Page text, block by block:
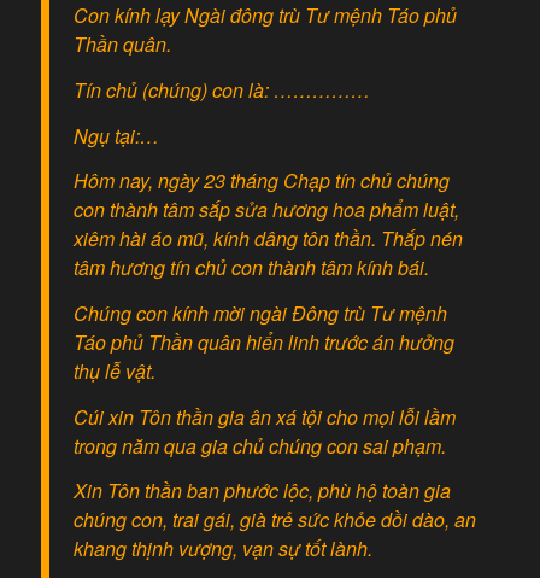
Con kính lạy Ngài đông trù Tư mệnh Táo phủ
Thần quân.
Tín chủ (chúng) con là: ……………
Ngụ tại:…
Hôm nay, ngày 23 tháng Chạp tín chủ chúng
con thành tâm sắp sửa hương hoa phẩm luật,
xiêm hài áo mũ, kính dâng tôn thần. Thắp nén
tâm hương tín chủ con thành tâm kính bái.
Chúng con kính mời ngài Đông trù Tư mệnh
Táo phủ Thần quân hiển linh trước án hưởng
thụ lễ vật.
Cúi xin Tôn thần gia ân xá tội cho mọi lỗi lầm
trong năm qua gia chủ chúng con sai phạm.
Xin Tôn thần ban phước lộc, phù hộ toàn gia
chúng con, trai gái, già trẻ sức khỏe dồi dào, an
khang thịnh vượng, vạn sự tốt lành.